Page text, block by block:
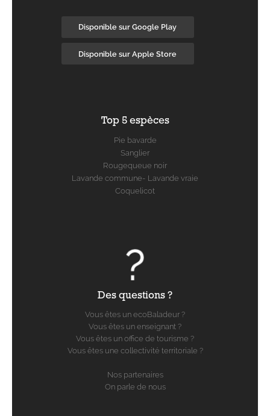
Disponible sur Google Play
Disponible sur Apple Store
Top 5 espèces
Pie bavarde
Sanglier
Rougequeue noir
Lavande commune- Lavande vraie
Coquelicot
Des questions ?
Vous êtes un ecoBaladeur ?
Vous êtes un enseignant ?
Vous êtes un office de tourisme ?
Vous êtes une collectivité territoriale ?
Nos partenaires
On parle de nous